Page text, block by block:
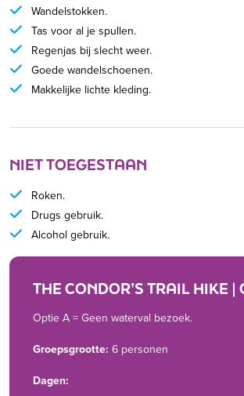
Wandelstokken.
Tas voor al je spullen.
Regenjas bij slecht weer.
Goede wandelschoenen.
Makkelijke lichte kleding.
NIET TOEGESTAAN
Roken.
Drugs gebruik.
Alcohol gebruik.
THE CONDOR’S TRAIL HIKE |
Optie A = Geen waterval bezoek.
Groepsgrootte: 6 personen
Dagen: